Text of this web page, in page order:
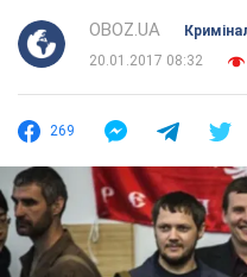
OBOZ.UA
20.01.2017 08:32
269